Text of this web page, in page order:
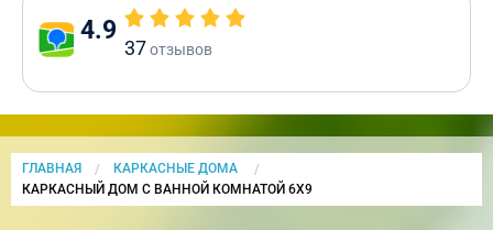
4.9
37отзывов
ГЛАВНАЯ
КАРКАСНЫЕ ДОМА
CURRENT:
КАРКАСНЫЙ ДОМ С ВАННОЙ КОМНАТОЙ 6Х9